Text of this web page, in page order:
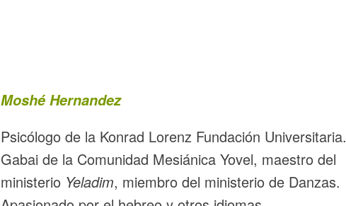
Moshé Hernandez
Psicólogo de la Konrad Lorenz Fundación Universitaria.
Gabai de la Comunidad Mesiánica Yovel, maestro del
ministerio Yeladim, miembro del ministerio de Danzas.